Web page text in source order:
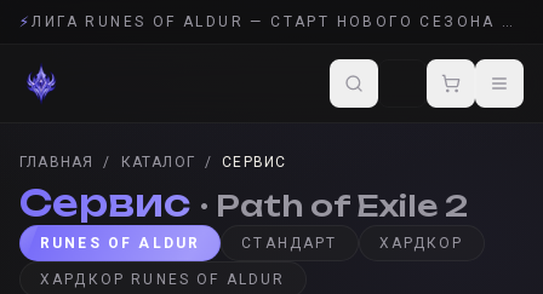
⚡ ЛИГА RUNES OF ALDUR — СТАРТ НОВОГО СЕЗОНА POE 2
ГЛАВНАЯ / КАТАЛОГ / СЕРВИС
Сервис · Path of Exile 2
RUNES OF ALDUR СТАНДАРТ ХАРДКОР
ХАРДКОР RUNES OF ALDUR